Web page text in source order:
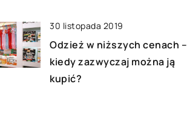
30 listopada 2019
Odzież w niższych cenach –
kiedy zazwyczaj można ją
kupić?